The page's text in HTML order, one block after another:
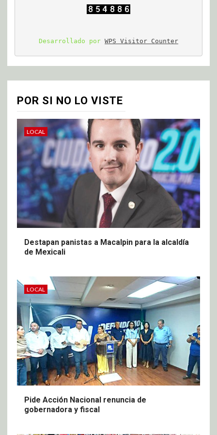
Desarrollado por WPS Visitor Counter
POR SI NO LO VISTE
LOCAL
Destapan panistas a Macalpin para la alcaldía
de Mexicali
LOCAL
Pide Acción Nacional renuncia de
gobernadora y fiscal